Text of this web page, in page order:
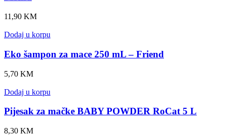
11,90 KM
Dodaj u korpu
Eko šampon za mace 250 mL – Friend
5,70 KM
Dodaj u korpu
Pijesak za mačke BABY POWDER RoCat 5 L
8,30 KM